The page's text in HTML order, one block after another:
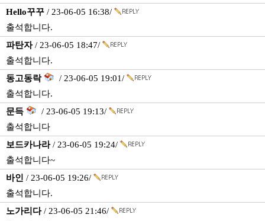
Hello꾸꾸 / 23-06-05 16:38/
출석합니다.
파탄자/ 23-06-05 18:47/
출석합니다.
동고동락
/ 23-06-05 19:01/
출석합니다.
문득
/ 23-06-05 19:13/
출석합니다
보드카나라/ 23-06-05 19:24/
출석합니다~
바인 / 23-06-05 19:26/
출석합니다.
노가리다/ 23-06-05 21:46/